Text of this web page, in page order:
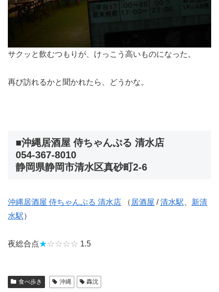
サクッと飲むつもりが、けっこう高いものになった。
再び訪れるかと聞かれたら、どうかな。
■沖縄居酒屋 侍ちゃんぷる 清水店
054-367-8010
静岡県静岡市清水区真砂町2‐6
沖縄居酒屋 侍ちゃんぷる 清水店 （ 居酒屋 /清水駅
新清
水駅）
夜総合点★☆☆☆☆ 1.5
食べ歩き 沖縄 轟沈